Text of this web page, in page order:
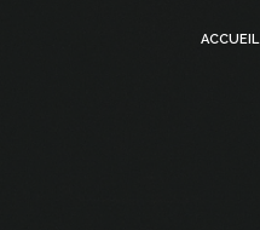
ACCUEIL